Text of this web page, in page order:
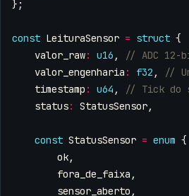
};
const LeituraSensor = struct {
valor_raw: u16 ,
valor_engenharia : f32 ,
timestamp : u64 ,
status: StatusSensor,
const StatusSensor = enum {
ok,
fora_de_faixa ,
sensor_aberto ,